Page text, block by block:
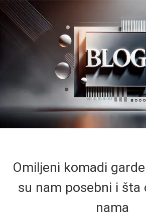
Omiljeni komadi
su nam posebni i šta
nama